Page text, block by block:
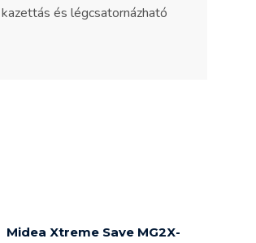
és légcsatornázható
Midea Xtreme Save MG2X-